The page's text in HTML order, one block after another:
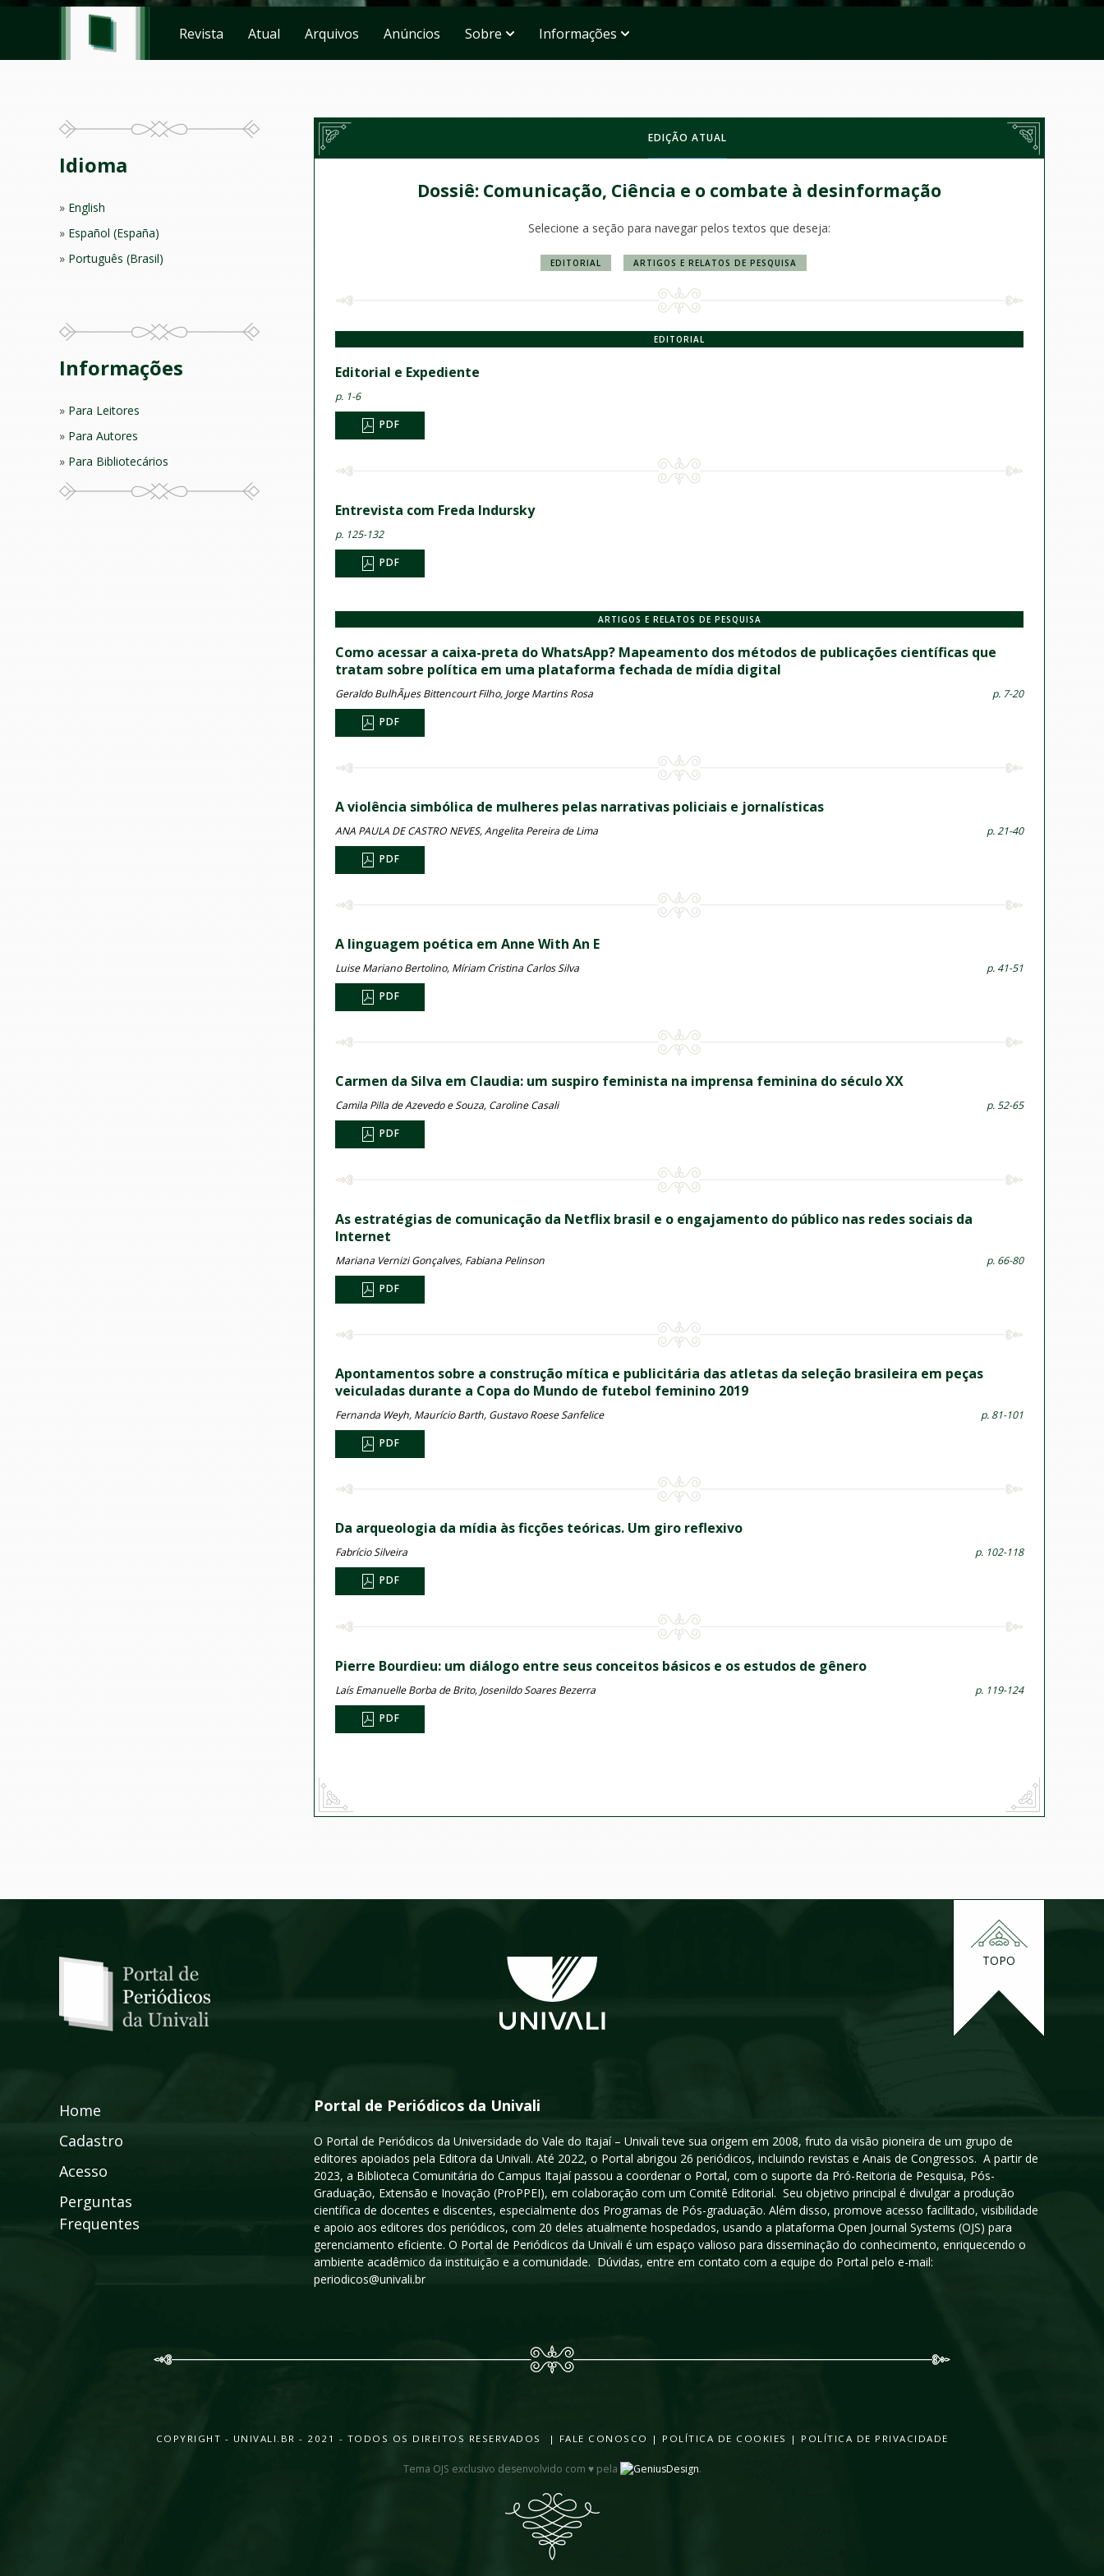
Revista Atual Arquivos Anúncios Sobre Informações
EDIÇÃO ATUAL
Dossiê: Comunicação, Ciência e o combate à desinformação
Selecione a seção para navegar pelos textos que deseja:
EDITORIAL ARTIGOS E RELATOS DE PESQUISA
EDITORIAL
Editorial e Expediente
p. 1-6
PDF
Entrevista com Freda Indursky
p. 125-132
PDF
ARTIGOS E RELATOS DE PESQUISA
Como acessar a caixa-preta do WhatsApp? Mapeamento dos métodos de publicações científicas que
tratam sobre política em uma plataforma fechada de mídia digital
Geraldo BulhÃµes Bittencourt Filho, Jorge Martins Rosa p. 7-20
PDF
A violência simbólica de mulheres pelas narrativas policiais e jornalísticas
ANA PAULA DE CASTRO NEVES, Angelita Pereira de Lima p. 21-40
PDF
A linguagem poética em Anne With An E
Luise Mariano Bertolino, Míriam Cristina Carlos Silva p. 41-51
PDF
Carmen da Silva em Claudia: um suspiro feminista na imprensa feminina do século XX
Camila Pilla de Azevedo e Souza, Caroline Casali p. 52-65
PDF
As estratégias de comunicação da Netflix brasil e o engajamento do público nas redes sociais da
Internet
Mariana Vernizi Gonçalves, Fabiana Pelinson p. 66-80
PDF
Apontamentos sobre a construção mítica e publicitária das atletas da seleção brasileira em peças
veiculadas durante a Copa do Mundo de futebol feminino 2019
Fernanda Weyh, Maurício Barth, Gustavo Roese Sanfelice p. 81-101
PDF
Da arqueologia da mídia às ficções teóricas. Um giro reflexivo
Fabrício Silveira p. 102-118
PDF
Pierre Bourdieu: um diálogo entre seus conceitos básicos e os estudos de gênero
Laís Emanuelle Borba de Brito, Josenildo Soares Bezerra p. 119-124
PDF
Idioma
English
Español (España)
Português (Brasil)
Informações
Para Leitores
Para Autores
Para Bibliotecários
TOPO
Home
Cadastro
Acesso
Perguntas
Frequentes
Portal de Periódicos da Univali
O Portal de Periódicos da Universidade do Vale do Itajaí – Univali teve sua origem em 2008, fruto da visão pioneira de um grupo de
editores apoiados pela Editora da Univali. Até 2022, o Portal abrigou 26 periódicos, incluindo revistas e Anais de Congressos. A partir de
2023, a Biblioteca Comunitária do Campus Itajaí passou a coordenar o Portal, com o suporte da Pró-Reitoria de Pesquisa, Pós-
Graduação, Extensão e Inovação (ProPPEI), em colaboração com um Comitê Editorial. Seu objetivo principal é divulgar a produção
científica de docentes e discentes, especialmente dos Programas de Pós-graduação. Além disso, promove acesso facilitado, visibilidade
e apoio aos editores dos periódicos, com 20 deles atualmente hospedados, usando a plataforma Open Journal Systems (OJS) para
gerenciamento eficiente. O Portal de Periódicos da Univali é um espaço valioso para disseminação do conhecimento, enriquecendo o
ambiente acadêmico da instituição e a comunidade. Dúvidas, entre em contato com a equipe do Portal pelo e-mail:
periodicos@univali.br
COPYRIGHT - UNIVALI.BR - 2021 - TODOS OS DIREITOS RESERVADOS | FALE CONOSCO | POLÍTICA DE COOKIES | POLÍTICA DE PRIVACIDADE
Tema OJS exclusivo desenvolvido com ♥ pela .